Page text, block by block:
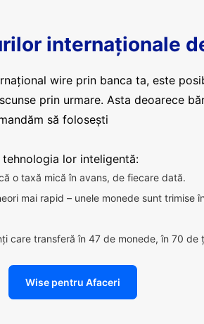
internaționale
wire prin banca ta, este
prin urmare. Asta deoarece
să folosești
lor inteligentă:
o taxă mică în avans, de fiecare dată.
mai rapid – unele monede sunt trimise
care transferă în 47 de monede, în 70 de
Wise pentru Afaceri